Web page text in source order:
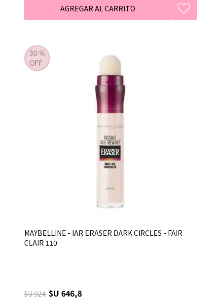
MAYBELLINE - IAR ERASER DARK CIRCLES - FAIR
CLAIR 110
$U 924 $U 646,8